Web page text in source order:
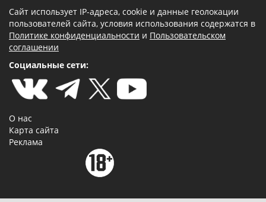
Сайт использует IP-адреса, cookie и данные геолокации
пользователей сайта, условия использования содержатся в
Политике конфиденциальности и Пользовательском
соглашении
Социальные сети:
О нас
Карта сайта
Реклама